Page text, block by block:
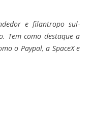
e filantropo sul-
Tem como destaque a
o Paypal, a SpaceX e